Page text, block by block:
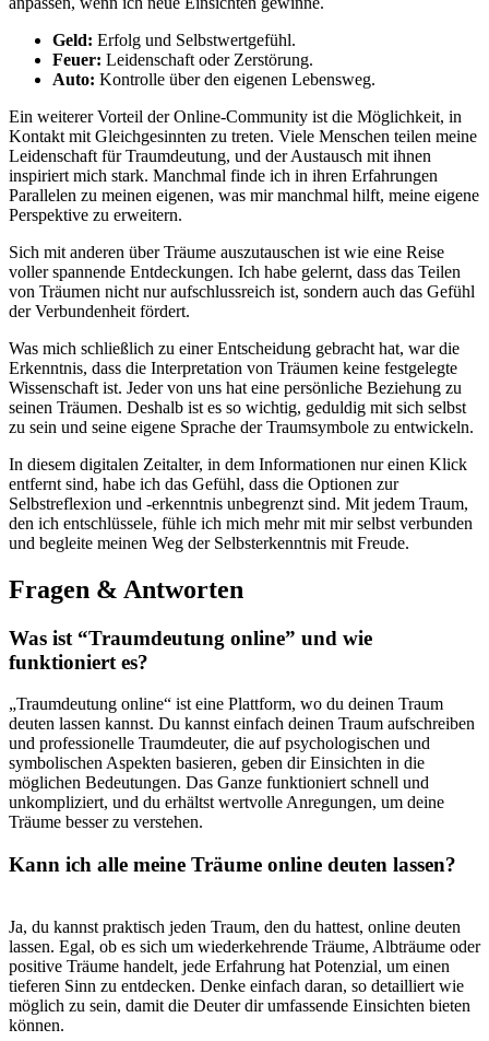
Geld: Erfolg und Selbstwertgefühl.
Feuer: Leidenschaft‍ oder ‍Zerstörung.
Auto: Kontrolle über den eigenen Lebensweg.
Ein weiterer Vorteil der Online-Community​ ist die Möglichkeit, in
Kontakt mit Gleichgesinnten zu treten. ​Viele Menschen teilen meine
Leidenschaft für Traumdeutung, und der ‌Austausch mit ihnen ​
inspiriert mich stark. ​Manchmal​ finde​ ich in ihren Erfahrungen
Parallelen zu ⁣meinen ‍eigenen, was ‌mir manchmal⁣ hilft, meine eigene
Perspektive zu erweitern.
Sich mit anderen über Träume auszutauschen ist⁢ wie eine Reise⁤
voller spannende ⁢Entdeckungen.​ Ich habe gelernt, dass ⁣das Teilen
von Träumen ⁣nicht nur aufschlussreich ist, sondern‍ auch das ⁣Gefühl
der Verbundenheit fördert.
Was mich ‌schließlich zu einer Entscheidung gebracht ‍hat, war die
Erkenntnis, dass die Interpretation von Träumen keine festgelegte
Wissenschaft ist. Jeder von uns‍ hat‍ eine persönliche Beziehung zu
seinen Träumen. Deshalb ist es ‌so wichtig, geduldig mit ⁣sich selbst
zu sein ​und seine eigene Sprache der Traumsymbole⁤ zu entwickeln.
In diesem⁢ digitalen Zeitalter, in ​dem Informationen nur einen Klick
‍entfernt sind, habe ich das Gefühl, dass die Optionen zur
Selbstreflexion und -erkenntnis unbegrenzt sind. Mit jedem Traum,
den ich entschlüssele, fühle ich mich mehr⁣ mit mir selbst verbunden
und begleite meinen Weg der ⁢Selbsterkenntnis ‌mit Freude.
Fragen & Antworten
Was ist “Traumdeutung ​online” und‌ wie⁤
funktioniert es?
„Traumdeutung online“ ist ​eine Plattform, wo ⁣du deinen Traum
deuten lassen kannst.⁢ Du ⁣kannst einfach deinen Traum aufschreiben
und professionelle Traumdeuter, die‌ auf psychologischen ‌und
symbolischen Aspekten basieren, geben dir Einsichten in die
möglichen‍ Bedeutungen. Das Ganze funktioniert schnell‍ und
unkompliziert, und du‌ erhältst‍ wertvolle Anregungen, um deine
Träume besser zu verstehen.
Kann ich alle meine Träume online ‍deuten lassen?
Ja,‍ du kannst praktisch jeden Traum, den du hattest, online deuten
lassen. Egal, ob es ‍sich um wiederkehrende Träume, Albträume oder
positive ⁣Träume handelt,​ jede Erfahrung hat Potenzial, um ‌einen
tieferen⁤ Sinn zu entdecken. Denke einfach daran, so detailliert wie
möglich zu sein, damit die Deuter dir umfassende Einsichten bieten
können.